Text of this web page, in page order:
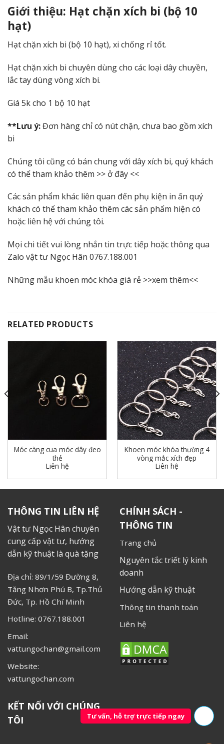
Giới thiệu: Hạt chặn xích bi (bộ 10
hạt)
Hạt chặn xích bi (bộ 10 hạt), xi chống rỉ tốt.
Hạt chặn xích bi chuyên dùng cho các loại dây chuyền,
lắc tay dùng vòng xích bi.
Giá 5k cho 1 bộ 10 hạt
**Lưu ý:Đơn hàng chỉ có nút chặn, chưa bao gồm xích
bi
Chúng tôi cũng có bán chung với dây xích bi, quý khách
có thể tham khảo thêm >> ở đây <<
Các sản phẩm khác liên quan đến phụ kiện in ấn quý
khách có thể tham khảo thêm các sản phẩm hiện có
hoặc liên hệ với chúng tôi.
Mọi chi tiết vui lòng nhắn tin trực tiếp hoặc thông qua
Zalo vật tư Ngọc Hân 0767.188.001
Những mẫu khoen móc khóa giá rẻ >>xem thêm<<
RELATED PRODUCTS
Móc càng cua móc dây đeo
thẻ
Liên hệ
Khoen móc khóa thường 4
vòng mắc xích đẹp
Liên hệ
THÔNG TIN LIÊN HỆ
Vật tư Ngọc Hân chuyên
cung cấp vật tư, hướng
dẫn kỹ thuật là quà tặng
Địa chỉ: 89/1/59 Đường 8,
Tăng Nhơn Phú B, Tp.Thủ
Đức, Tp. Hồ Chí Minh
Hotline: 0767.188.001
Email:
vattungochan@gmail.com
Website:
vattungochan.com
CHÍNH SÁCH -
THÔNG TIN
Trang chủ
Nguyên tắc triết lý kinh
doanh
Hướng dẫn kỹ thuật
Thông tin thanh toán
Liên hệ
KẾT NỐI VỚI CHÚNG
TÔI
Tư vấn, hỗ trợ trực tiếp ngay